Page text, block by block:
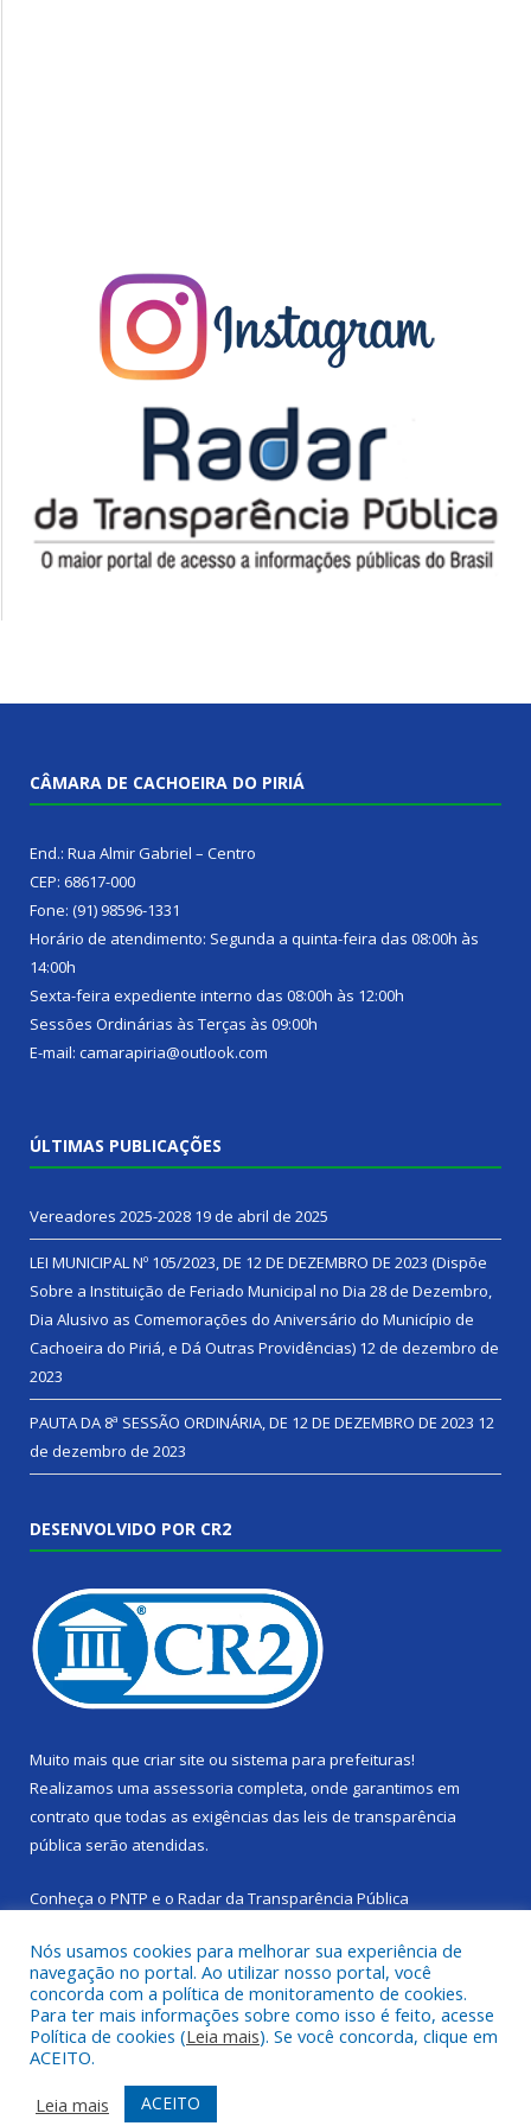
CÂMARA DE CACHOEIRA DO PIRIÁ
End.: Rua Almir Gabriel – Centro
CEP: 68617-000
Fone: (91) 98596-1331
Horário de atendimento: Segunda a quinta-feira das 08:00h às
14:00h
Sexta-feira expediente interno das 08:00h às 12:00h
Sessões Ordinárias às Terças às 09:00h
E-mail: camarapiria@outlook.com
ÚLTIMAS PUBLICAÇÕES
Vereadores 2025-2028 19 de abril de 2025
LEI MUNICIPAL Nº 105/2023, DE 12 DE DEZEMBRO DE 2023 (Dispõe
Sobre a Instituição de Feriado Municipal no Dia 28 de Dezembro,
Dia Alusivo as Comemorações do Aniversário do Município de
Cachoeira do Piriá, e Dá Outras Providências) 12 de dezembro de
2023
PAUTA DA 8ª SESSÃO ORDINÁRIA, DE 12 DE DEZEMBRO DE 2023 12
de dezembro de 2023
DESENVOLVIDO POR CR2
Muito mais que criar site ou sistema para prefeituras!
Realizamos uma assessoria completa, onde garantimos em
contrato que todas as exigências das leis de transparência
pública serão atendidas.
Conheça o PNTP e o Radar da Transparência Pública
Todos os direitos reservados a Câmara Municipal de Cachoeira
do Piriá.
Mapa do Site
Acessar Área Administrativa
Nós usamos cookies para melhorar sua experiência de
navegação no portal. Ao utilizar nosso portal, você
concorda com a política de monitoramento de cookies.
Para ter mais informações sobre como isso é feito, acesse
Política de cookies (Leia mais). Se você concorda, clique em
ACEITO.
Leia mais
ACEITO